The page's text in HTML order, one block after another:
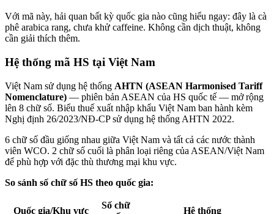
Với mã này, hải quan bất kỳ quốc gia nào cũng hiểu ngay: đây là cà
phê arabica rang, chưa khử caffeine. Không cần dịch thuật, không
cần giải thích thêm.
Hệ thống mã HS tại Việt Nam
Việt Nam sử dụng hệ thống AHTN (ASEAN Harmonised Tariff
Nomenclature) — phiên bản ASEAN của HS quốc tế — mở rộng
lên 8 chữ số. Biểu thuế xuất nhập khẩu Việt Nam ban hành kèm
Nghị định 26/2023/NĐ-CP sử dụng hệ thống AHTN 2022.
6 chữ số đầu giống nhau giữa Việt Nam và tất cả các nước thành
viên WCO. 2 chữ số cuối là phân loại riêng của ASEAN/Việt Nam
để phù hợp với đặc thù thương mại khu vực.
So sánh số chữ số HS theo quốc gia:
Quốc gia/Khu vực
Số chữ
Hệ thống